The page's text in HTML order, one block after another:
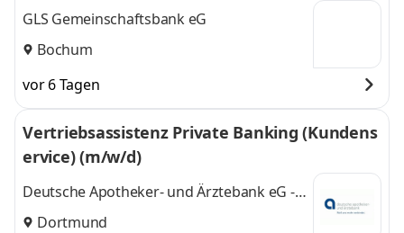
GLS Gemeinschaftsbank eG
Bochum
vor 6 Tagen
Vertriebsassistenz Private Banking (Kundens
ervice) (m/w/d)
Deutsche Apotheker- und Ärztebank eG -
apoBank
Dortmund